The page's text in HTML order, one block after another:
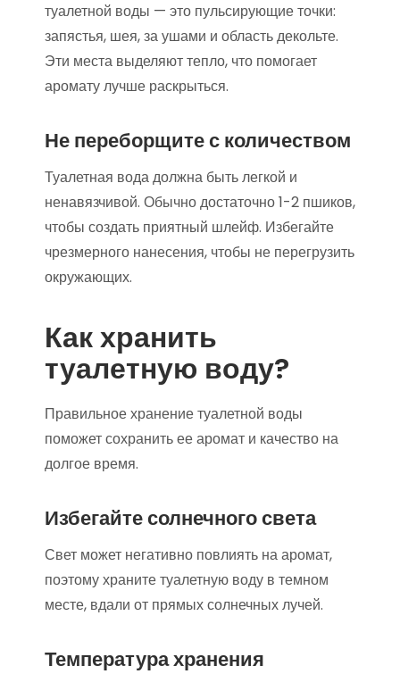
туалетной воды — это пульсирующие точки:
запястья, шея, за ушами и область декольте.
Эти места выделяют тепло, что помогает
аромату лучше раскрыться.
Не переборщите с количеством
Туалетная вода должна быть легкой и
ненавязчивой. Обычно достаточно 1-2 пшиков,
чтобы создать приятный шлейф. Избегайте
чрезмерного нанесения, чтобы не перегрузить
окружающих.
Как хранить
туалетную воду?
Правильное хранение туалетной воды
поможет сохранить ее аромат и качество на
долгое время.
Избегайте солнечного света
Свет может негативно повлиять на аромат,
поэтому храните туалетную воду в темном
месте, вдали от прямых солнечных лучей.
Температура хранения